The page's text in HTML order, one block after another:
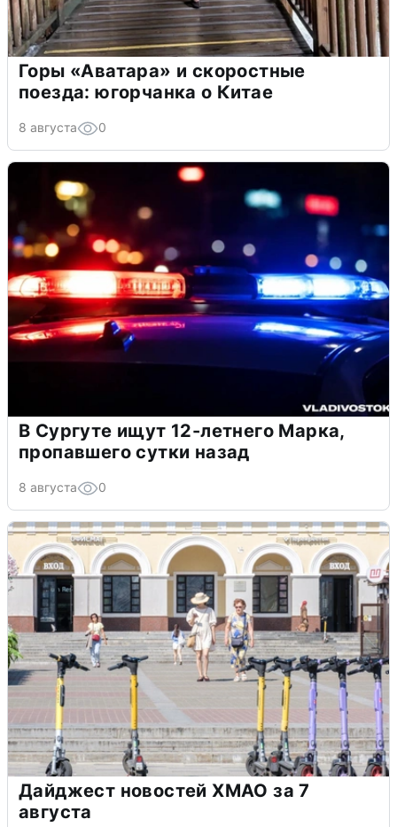
Горы «Аватара» и скоростные
поезда: югорчанка о Китае
8 августа 0
В Сургуте ищут 12-летнего Марка,
пропавшего сутки назад
8 августа 0
Дайджест новостей ХМАО за 7
августа